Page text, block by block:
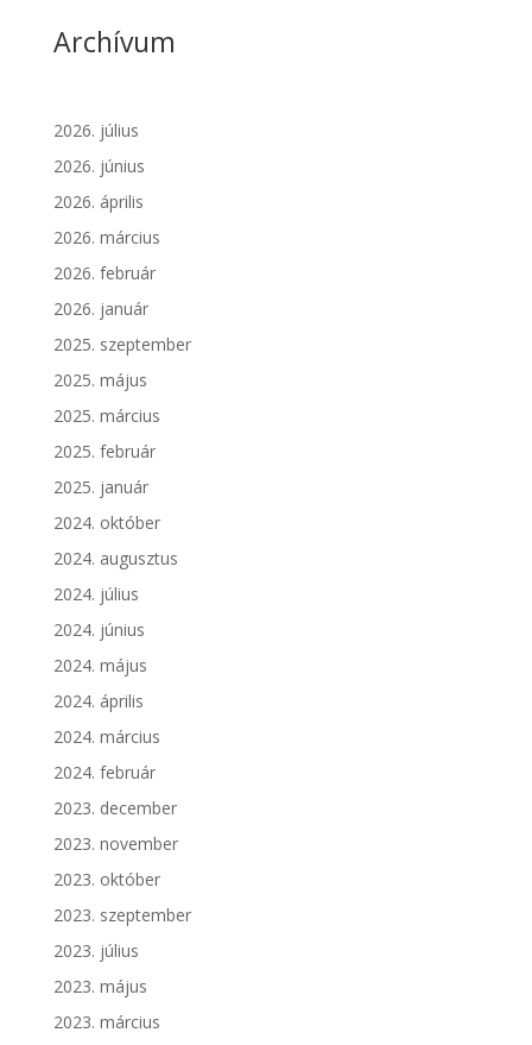
Archívum
2026. július
2026. június
2026. április
2026. március
2026. február
2026. január
2025. szeptember
2025. május
2025. március
2025. február
2025. január
2024. október
2024. augusztus
2024. július
2024. június
2024. május
2024. április
2024. március
2024. február
2023. december
2023. november
2023. október
2023. szeptember
2023. július
2023. május
2023. március